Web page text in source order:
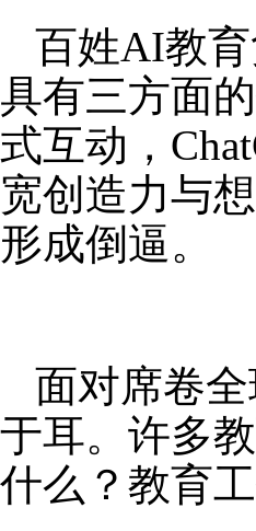
百姓AI教
具有三方面
式互动，
宽创造力与
形成倒逼。
面对席卷
于耳。许多
什么？教育